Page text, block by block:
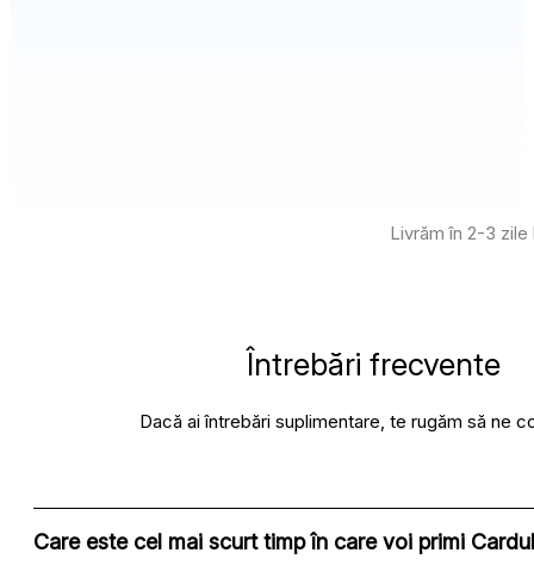
Livrăm în 2-3
Întrebări frecvente
Dacă ai întrebări suplimentare, te rugăm să ne
Care este cel mai scurt timp în care voi primi